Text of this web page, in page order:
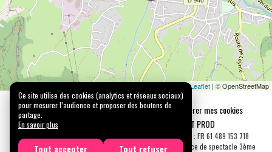
Leaflet | © OpenStreetMap
Mentions légales Confidentialité
Gérer mes cookies
Tous droits réservés © 2026 |
CARREMENT PROD
N° SIRET : 489 153 718 00031 - APE : 9001 Z - N° TVA Int. : FR 61 489 153 718
Licence de spectacle 2ème catégorie N°2-1048153 - Licence de spectacle 3ème
Ce site utilise des cookies (analytics et réseaux sociaux)
pour mesurer l’audience et proposer des boutons de
partage.
En savoir plus
Tout accepter Tout refuser